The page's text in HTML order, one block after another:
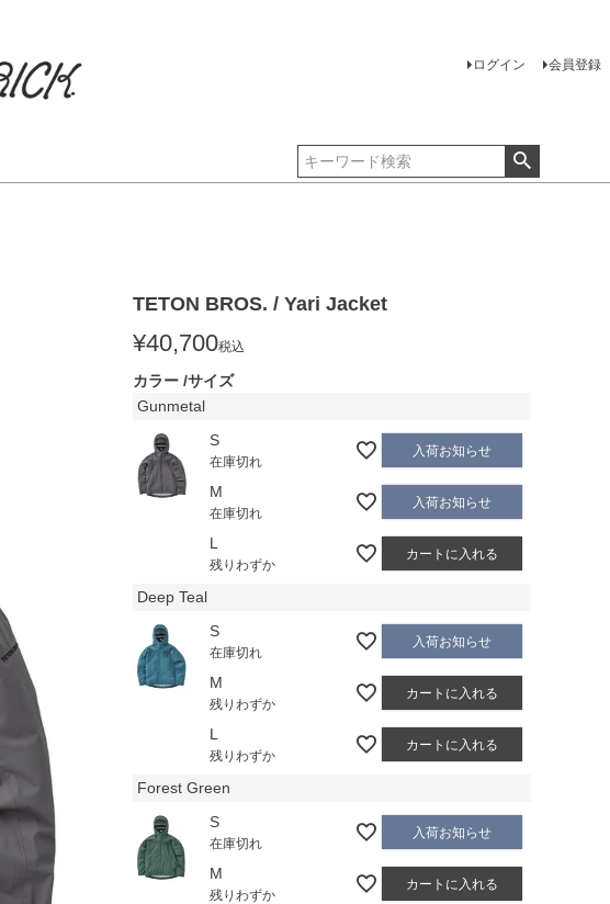
ログイン 会員登録
TETON BROS. / Yari Jacket
¥40,700税込
カラー サイズ
Gunmetal
S
在庫切れ
入荷お知らせ
M
在庫切れ
入荷お知らせ
L
残りわずか
カートに入れる
Deep Teal
S
在庫切れ
入荷お知らせ
M
残りわずか
カートに入れる
L
残りわずか
カートに入れる
Forest Green
S
在庫切れ
入荷お知らせ
M
残りわずか
カートに入れる